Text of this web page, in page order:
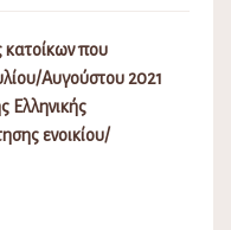
κατοίκων που
Αυγούστου 2021
Ελληνικής
ενοικίου/